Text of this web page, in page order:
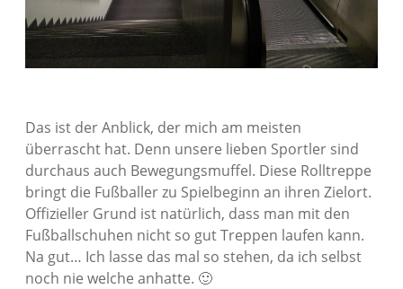
Das ist der Anblick, der mich am meisten
überrascht hat. Denn unsere lieben Sportler sind
durchaus auch Bewegungsmuffel. Diese Rolltreppe
bringt die Fußballer zu Spielbeginn an ihren Zielort.
Offizieller Grund ist natürlich, dass man mit den
Fußballschuhen nicht so gut Treppen laufen kann.
Na gut… Ich lasse das mal so stehen, da ich selbst
noch nie welche anhatte. 🙂